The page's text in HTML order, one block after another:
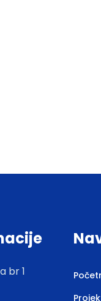
br 1